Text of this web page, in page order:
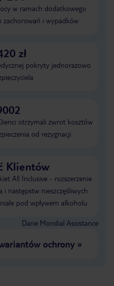
w ramach dodatkowego
zachorowań i wypadków
zł
pokryty jednorazowo
otrzymali zwrot kosztów
od rezygnacji
Klientów
All Inclusive - rozszerzenie
następstw nieszczęśliwych
pod wpływem alkoholu
Dane Mondial Assistance
ochrony»